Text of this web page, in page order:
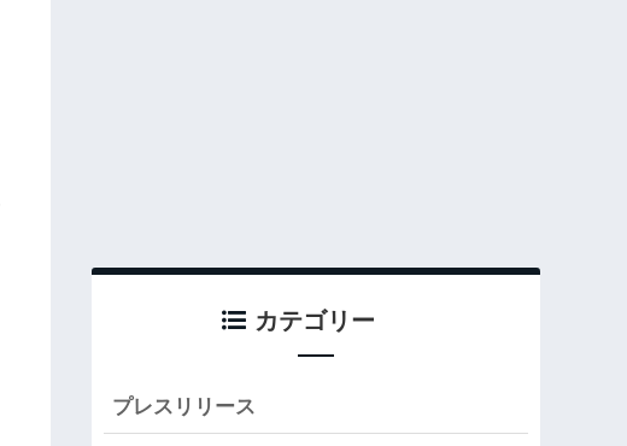
カテゴリー
プレスリリース